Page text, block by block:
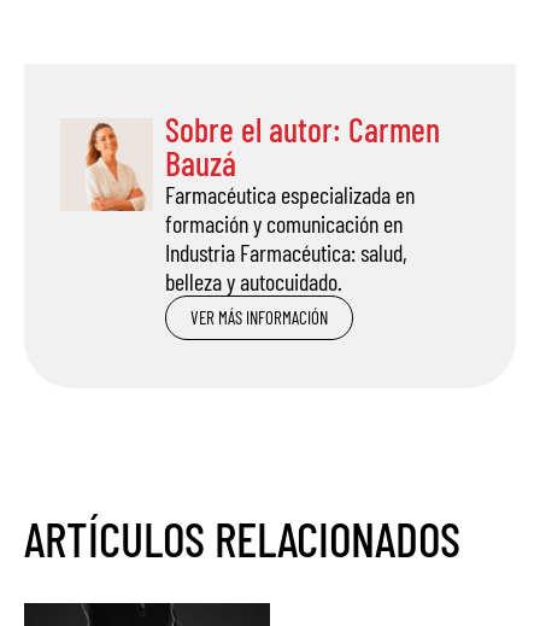
Sobre el autor: Carmen
Bauzá
Farmacéutica especializada en
formación y comunicación en
Industria Farmacéutica: salud,
belleza y autocuidado.
VER MÁS INFORMACIÓN
ARTÍCULOS RELACIONADOS